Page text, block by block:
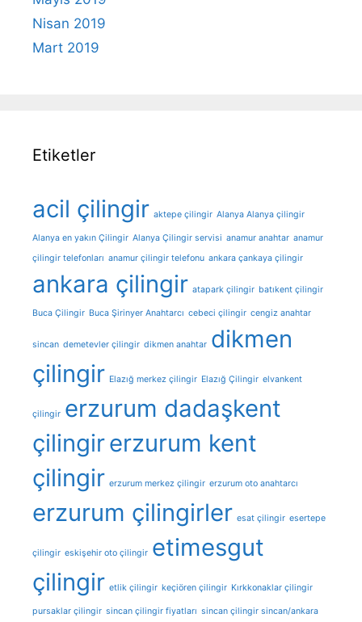
Nisan 2019
Mart 2019
Etiketler
acil çilingir aktepe çilingir Alanya Alanya çilingir
Alanya en yakın Çilingir Alanya Çilingir servisi anamur anahtar anamur
çilingir telefonları anamur çilingir telefonu ankara çankaya çilingir
ankara çilingir atapark çilingir batıkent çilingir
Buca Çilingir Buca Şirinyer Anahtarcı cebeci çilingir cengiz anahtar
sincan demetevler çilingir dikmen anahtar dikmen
çilingir Elazığ merkez çilingir Elazığ Çilingir elvankent
çilingir erzurum dadaşkent
çilingirerzurum kent
çilingir erzurum merkez çilingir erzurum oto anahtarcı
erzurum çilingirler esat çilingir esertepe
çilingir eskişehir oto çilingir etimesgut
çilingir etlik çilingir keçiören çilingir Kırkkonaklar çilingir
pursaklar çilingir sincan çilingir fiyatları sincan çilingir sincan/ankara